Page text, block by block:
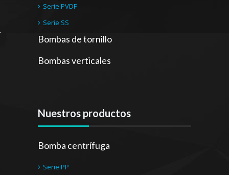
Serie PVDF
Serie SS
Bombas de tornillo
Bombas verticales
Nuestros productos
Bomba centrífuga
Serie PP